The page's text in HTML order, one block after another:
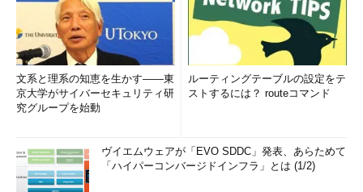
文系と理系の知恵を生かす――東
京大学がサイバーセキュリティ研
究グループを始動
ルーティングテーブルの設定をテ
ストするには？ routeコマンド
ヴイエムウェアが「EVO SDDC」発表、あらためて
「ハイパーコンバージドインフラ」とは (1/2)